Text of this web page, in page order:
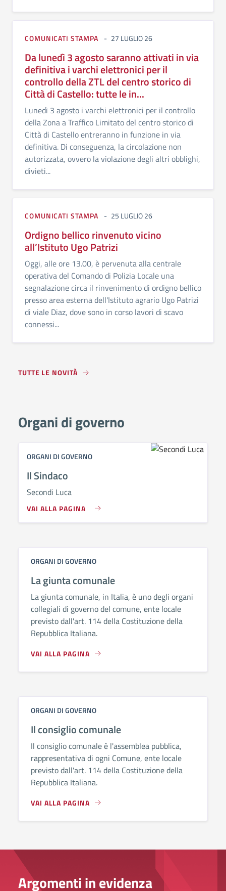
COMUNICATI STAMPA 27 LUGLIO 26
Da lunedì 3 agosto saranno attivati in via
definitiva i varchi elettronici per il
controllo della ZTL del centro storico di
Città di Castello: tutte le in...
Lunedì 3 agosto i varchi elettronici per il controllo
della Zona a Traffico Limitato del centro storico di
Città di Castello entreranno in funzione in via
definitiva. Di conseguenza, la circolazione non
autorizzata, ovvero la violazione degli altri obblighi,
divieti...
COMUNICATI STAMPA 25 LUGLIO 26
Ordigno bellico rinvenuto vicino
all’Istituto Ugo Patrizi
Oggi, alle ore 13.00, è pervenuta alla centrale
operativa del Comando di Polizia Locale una
segnalazione circa il rinvenimento di ordigno bellico
presso area esterna dell'Istituto agrario Ugo Patrizi
di viale Diaz, dove sono in corso lavori di scavo
connessi...
TUTTE LE NOVITÀ
Organi di governo
ORGANI DI GOVERNO
Il Sindaco
Secondi Luca
VAI ALLA PAGINA
ORGANI DI GOVERNO
La giunta comunale
La giunta comunale, in Italia, è uno degli organi
collegiali di governo del comune, ente locale
previsto dall'art. 114 della Costituzione della
Repubblica Italiana.
VAI ALLA PAGINA
ORGANI DI GOVERNO
Il consiglio comunale
Il consiglio comunale è l'assemblea pubblica,
rappresentativa di ogni Comune, ente locale
previsto dall'art. 114 della Costituzione della
Repubblica Italiana.
VAI ALLA PAGINA
Argomenti in evidenza